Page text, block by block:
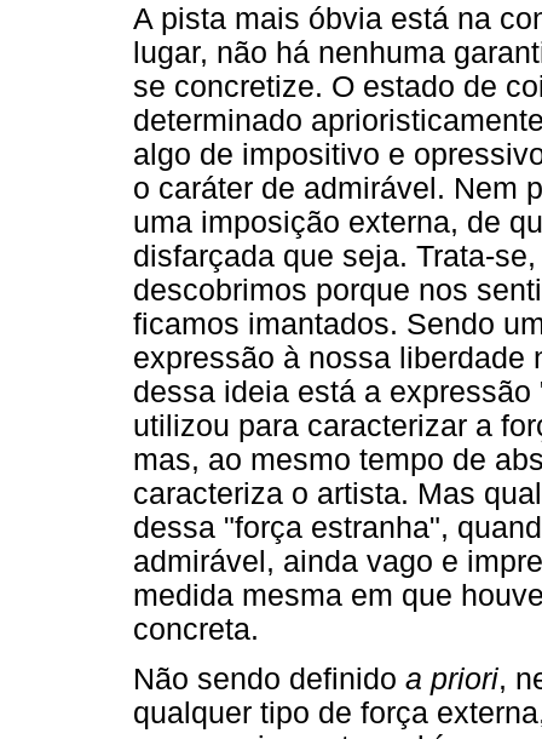
A pista mais óbvia está na
lugar, não há nenhuma
se concretize. O estado de
determinado
algo de impositivo e
o caráter de admirável. Nem
uma imposição externa, de
disfarçada que seja. Trata-
descobrimos porque nos
ficamos imantados. Sendo
expressão à nossa liberdade
dessa ideia está a
utilizou para caracterizar a
mas, ao mesmo tempo de
caracteriza o artista. Mas
dessa "força estranha",
admirável, ainda vago e
medida mesma em que
concreta.
Não sendo definido a priori,
qualquer tipo de força